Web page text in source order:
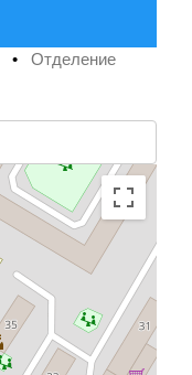
• Отделение